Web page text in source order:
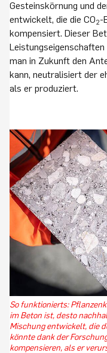
Gesteinskörnung und
entwickelt, die die CO2-
kompensiert. Dieser
man in Zukunft den
kann, neutralisiert der
als er produziert.
So funktionierts:
im Beton ist, desto
Mischung entwickelt, die
könnte dank der
kompensieren, als er